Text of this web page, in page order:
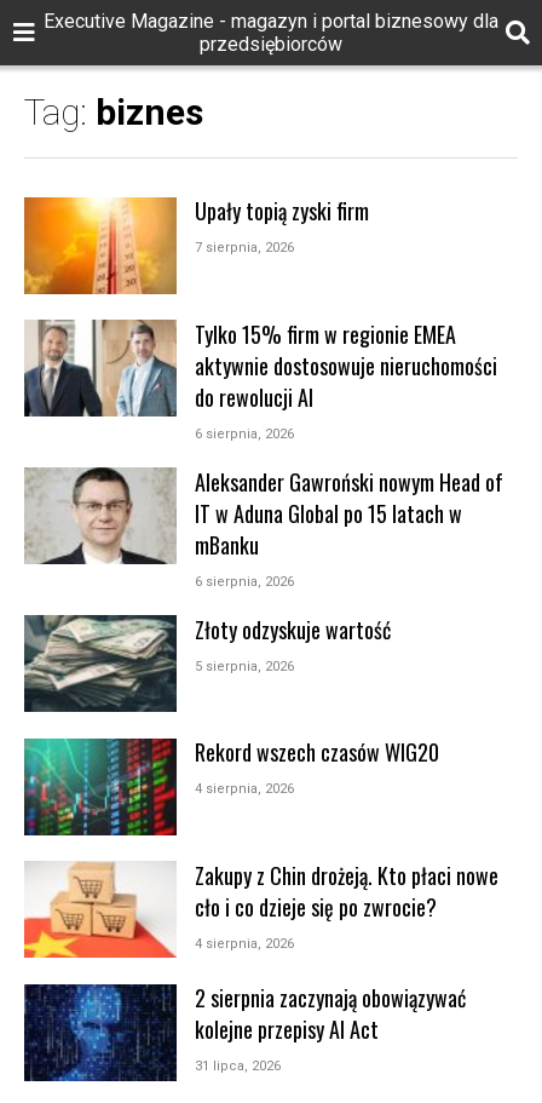
Executive Magazine - magazyn i portal biznesowy dla
przedsiębiorców
Tag: biznes
Upały topią zyski firm
7 sierpnia, 2026
Tylko 15% firm w regionie EMEA
aktywnie dostosowuje nieruchomości
do rewolucji AI
6 sierpnia, 2026
Aleksander Gawroński nowym Head of
IT w Aduna Global po 15 latach w
mBanku
6 sierpnia, 2026
Złoty odzyskuje wartość
5 sierpnia, 2026
Rekord wszech czasów WIG20
4 sierpnia, 2026
Zakupy z Chin drożeją. Kto płaci nowe
cło i co dzieje się po zwrocie?
4 sierpnia, 2026
2 sierpnia zaczynają obowiązywać
kolejne przepisy AI Act
31 lipca, 2026